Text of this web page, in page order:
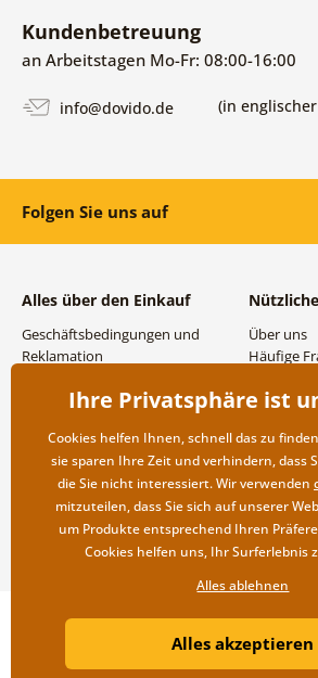
Kundenbetreuung
an Arbeitstagen Mo-Fr: 08:00-16:00
info@dovido.de (in
Folgen Sie uns auf
Alles über den Einkauf
Geschäftsbedingungen und
Reklamation
Versand- und
Rücksendung der Ware
Über uns
Häufige
Copyright ©2019 ©
Litvanyi.sk| Online-
Ihre Privatsphäre ist
Cookies helfen Ihnen, schnell das zu
sie sparen Ihre Zeit und verhindern, dass
die Sie nicht interessiert. Wir verwenden
mitzuteilen, dass Sie sich auf unserer
um Produkte entsprechend Ihren
Cookies helfen uns, Ihr Surferlebnis
Alles ablehnen
Alles akzeptieren